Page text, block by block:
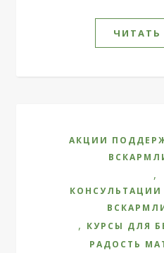
ЧИТАТЬ
АКЦИИ
,
, КУРСЫ ДЛЯ
РАДОСТЬ